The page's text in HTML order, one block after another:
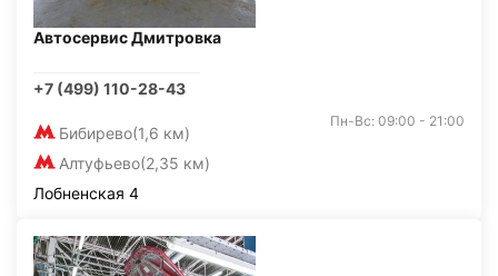
Автосервис Дмитровка
+7 (499) 110-28-43
Бибирево(1,6 км)
Алтуфьево(2,35 км)
Пн-Вс: 09:00 - 21:00
Лобненская 4